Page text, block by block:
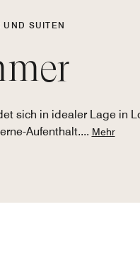
UND SUITEN
sich in idealer Lage in
Aufenthalt.... Mehr